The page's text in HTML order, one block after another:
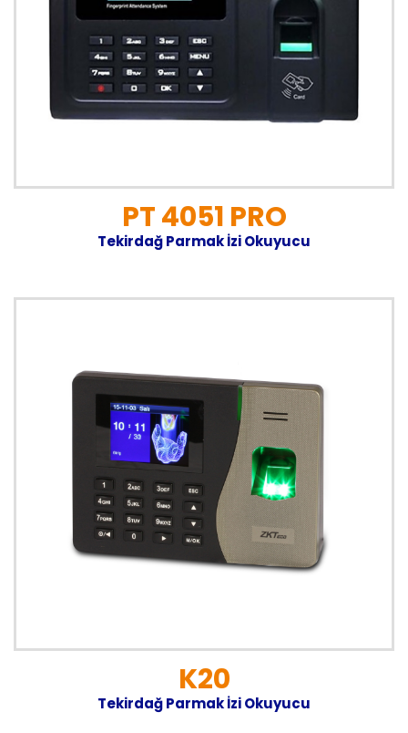
PT 4051 PRO
Tekirdağ Parmak İzi Okuyucu
K20
Tekirdağ Parmak İzi Okuyucu